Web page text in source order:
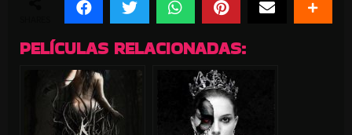
PELÍCULAS RELACIONADAS: